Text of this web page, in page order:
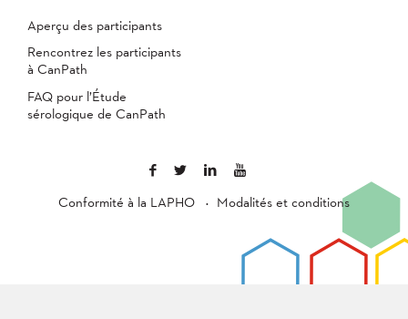
Aperçu des participants
Rencontrez les participants
à CanPath
FAQ pour l’Étude
sérologique de CanPath
Conformité à la LAPHO Modalités et conditions